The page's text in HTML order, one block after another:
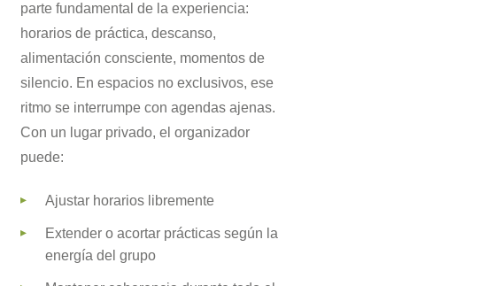
parte fundamental de la experiencia:
horarios de práctica, descanso,
alimentación consciente, momentos de
silencio. En espacios no exclusivos, ese
ritmo se interrumpe con agendas ajenas.
Con un lugar privado, el organizador
puede:
Ajustar horarios libremente
Extender o acortar prácticas según la
energía del grupo